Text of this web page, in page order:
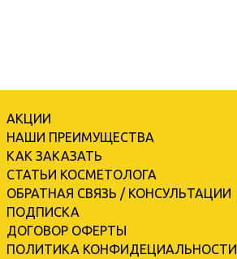
АКЦИИ
НАШИ ПРЕИМУЩЕСТВА
КАК ЗАКАЗАТЬ
СТАТЬИ КОСМЕТОЛОГА
ОБРАТНАЯ СВЯЗЬ / КОНСУЛЬТАЦИИ
ПОДПИСКА
ДОГОВОР ОФЕРТЫ
ПОЛИТИКА КОНФИДЕЦИАЛЬНОСТИ